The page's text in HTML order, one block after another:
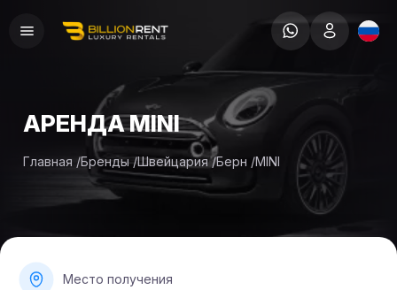
АРЕНДА MINI
Главная /Бренды /Швейцария /Берн /MINI
Место получения